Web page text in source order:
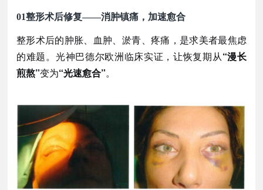
01整形术后修复——消肿镇痛，加速愈合
整形术后的肿胀、血肿、淤青、疼痛，是求美者最焦虑
的难题。光神巴德尔欧洲临床实证，让恢复期从“漫长
煎熬”变为“光速愈合”。